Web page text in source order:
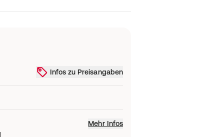
Infos zu Preisangaben
Mehr Infos